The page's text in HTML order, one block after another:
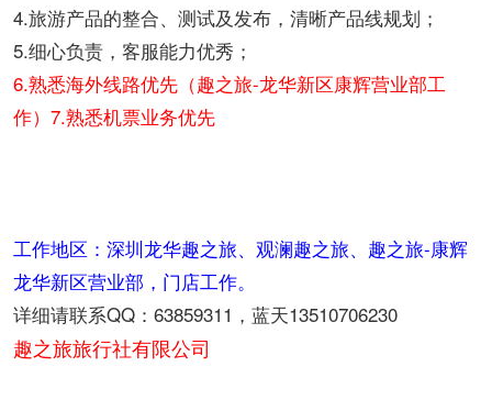
4.旅游产品的整合、测试及发布，清晰产品线规划；
5.细心负责，客服能力优秀；
6.熟悉海外线路优先（趣之旅-龙华新区康辉营业部工
作） 7.熟悉机票业务优先
工作地区：深圳龙华趣之旅、观澜趣之旅、趣之旅-康辉
龙华新区营业部，门店工作。
详细请联系QQ：63859311，蓝天13510706230
趣之旅旅行社有限公司